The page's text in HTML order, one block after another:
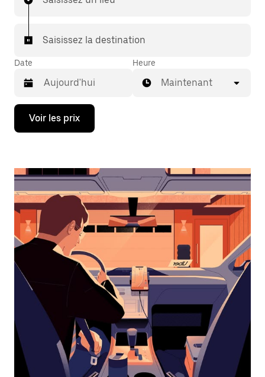
Saisissez la destination
Date
Appuyez
la
bas
ouvrir
le
calendrier
sélectionner
une
date.
Appuyez
sur
touche
pour
fermer
le
calendrier.
Heure
Maintenant
Voir les prix